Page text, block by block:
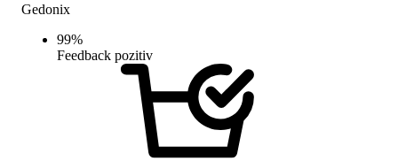
Gedonix
99%
Feedback pozitiv